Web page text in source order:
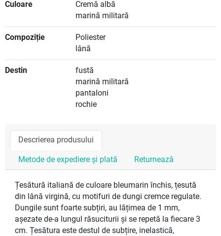
Culoare
Cremă albă
marină militară
Compoziție
Poliester
lână
Destin
fustă
marină militară
pantaloni
rochie
Descrierea produsului
Metode de expediere și plată Returnează
Țesătură italiană de culoare bleumarin închis, țesută
din lână virgină, cu motifuri de dungi cremce regulate.
Dungile sunt foarte subțiri, au lățimea de 1 mm,
așezate de-a lungul răsuciturii și se repetă la fiecare 3
cm. Țesătura este destul de subțire, inelastică,